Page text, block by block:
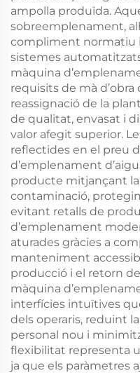
ampolla produïda.
sobreemplenament,
compliment normatiu i
sistemes
màquina
requisits de mà
reassignació de la
de qualitat, envasat i
valor afegit superior.
reflectides en el preu
d’emplenament
producte mitjançant
contaminació,
evitant retalls de
d’emplenament
aturades gràcies a
manteniment
producció i el retorn
màquina
interfícies intuïtives
dels operaris, reduint
personal nou i
flexibilitat representa
ja que els paràmetres